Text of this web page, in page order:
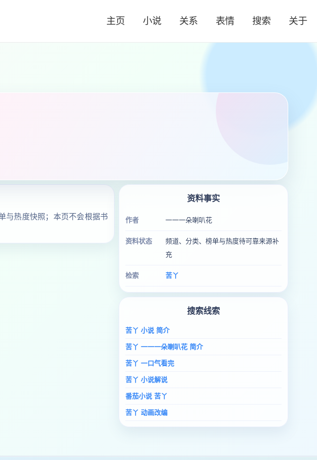
主页 小说 关系 表情 搜索 关于
与热度快照；本页不会根据书
资料事实
作者 一一一朵喇叭花
资料状态
频道、分类、榜单与热度待可靠来源补
充
检索 苦丫
搜索线索
苦丫 小说 简介
苦丫 一一一朵喇叭花 简介
苦丫 一口气看完
苦丫 小说解说
番茄小说 苦丫
苦丫 动画改编